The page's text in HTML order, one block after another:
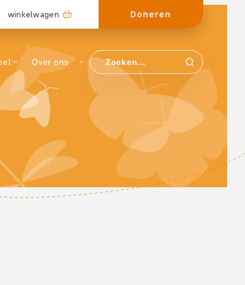
winkelwagen Doneren
Over ons